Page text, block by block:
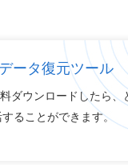
ータ復元ツール
ダウンロードしたら、
ることができます。